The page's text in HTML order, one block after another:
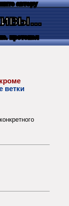
автору
протокол
ветки